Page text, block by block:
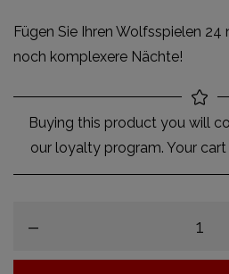
Fügen Sie Ihren Wolfsspielen 24
noch komplexere Nächte!
Buying this product you will
our loyalty program. Your
–